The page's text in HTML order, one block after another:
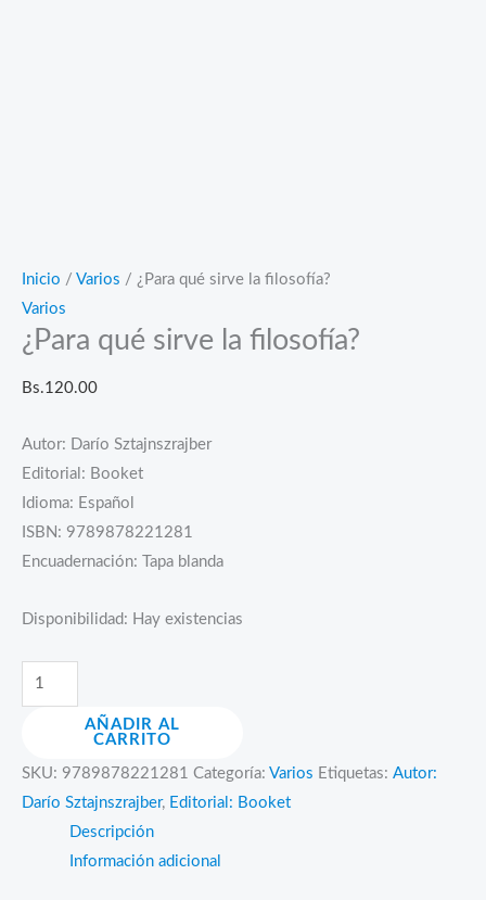
Inicio / Varios / ¿Para qué sirve la filosofía?
Varios
¿Para qué sirve la filosofía?
Bs.120.00
Autor: Darío Sztajnszrajber
Editorial: Booket
Idioma: Español
ISBN: 9789878221281
Encuadernación: Tapa blanda
Disponibilidad: Hay existencias
¿Para
qué
la
filosofía?
cantidad
AÑADIR AL
CARRITO
SKU: 9789878221281 Categoría: Varios Etiquetas: Autor:
Darío Sztajnszrajber, Editorial: Booket
Descripción
Información adicional